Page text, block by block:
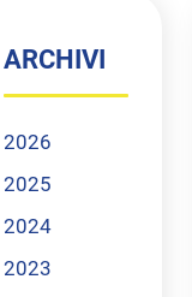
ARCHIVI
2026
2025
2024
2023